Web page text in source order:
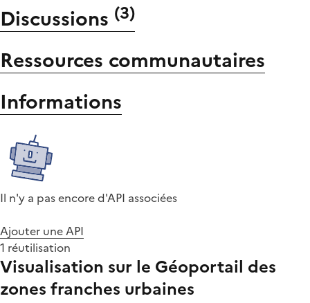
Discussions (3)
Ressources communautaires
Informations
Il n'y a pas encore d'API associées
Ajouter une API
1 réutilisation
Visualisation sur le Géoportail des
zones franches urbaines